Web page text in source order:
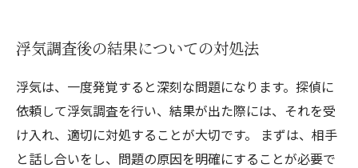
浮気調査後の結果についての対処法
浮気は、一度発覚すると深刻な問題になります。探偵に
依頼して浮気調査を行い、結果が出た際には、それを受
け入れ、適切に対処することが大切です。 まずは、相手
と話し合いをし、問題の原因を明確にすることが必要で